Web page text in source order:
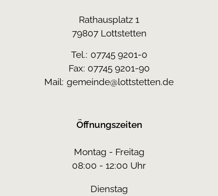
Rathausplatz 1
79807 Lottstetten
Tel.: 07745 9201-0
Fax: 07745 9201-90
Mail: gemeinde@lottstetten.de
Öffnungszeiten
Montag - Freitag
08:00 - 12:00 Uhr
Dienstag